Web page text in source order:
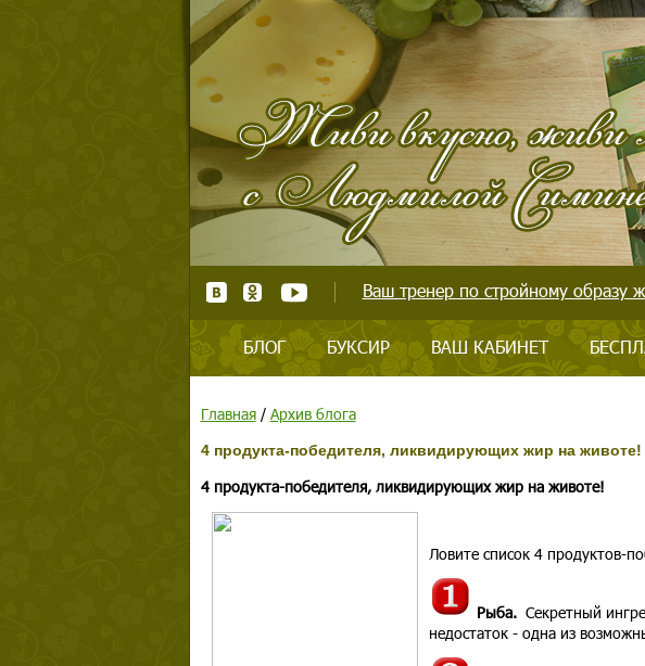
Ваш тренер по стройному образу
БЛОГ БУКСИР ВАШ КАБИНЕТ
Главная/ Архив блога
4 продукта-победителя, ликвидирующих жир на животе!
4 продукта-победителя, ликвидирующих жир на животе!
Ловите список 4 продуктов-
Рыба.Секретный
недостаток - одна из